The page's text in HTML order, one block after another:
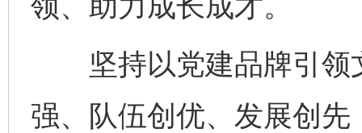
坚持以党建品牌引领
强、队伍创优、发展创